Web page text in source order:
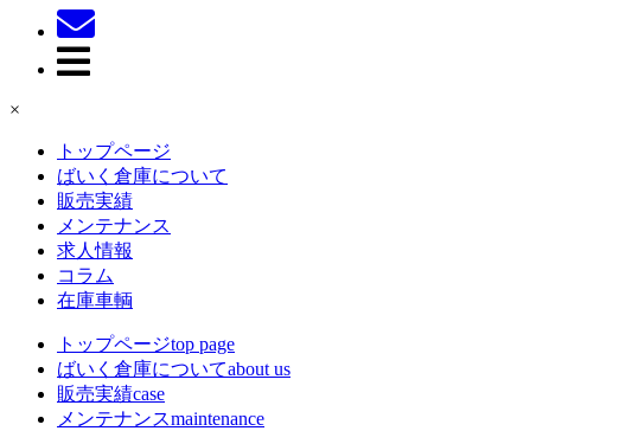
×
トップページ
ばいく倉庫について
販売実績
メンテナンス
求人情報
コラム
在庫車輌
トップページtop page
ばいく倉庫についてabout us
販売実績case
メンテナンスmaintenance